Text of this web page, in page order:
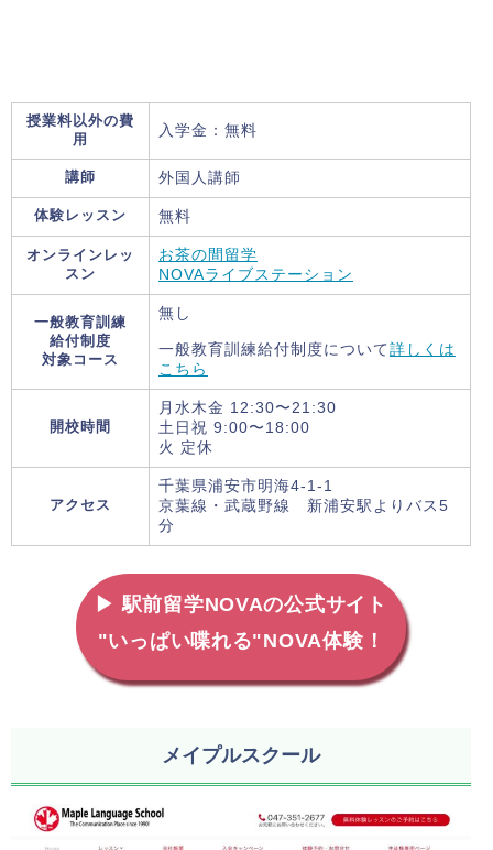
授業料以外の費
用
入学金：無料
講師 外国人講師
体験レッスン 無料
オンラインレッ
スン
お茶の間留学
NOVAライブステーション
一般教育訓練
給付制度
対象コース
無し
一般教育訓練給付制度について 詳しくは
こちら
開校時間
月水木金 12:30〜21:30
土日祝 9:00〜18:00
火 定休
アクセス
千葉県浦安市明海4-1-1
京葉線・武蔵野線 新浦安駅よりバス5
分
▶ 駅前留学NOVAの公式サイト
"いっぱい喋れる"NOVA体験！
メイプルスクール